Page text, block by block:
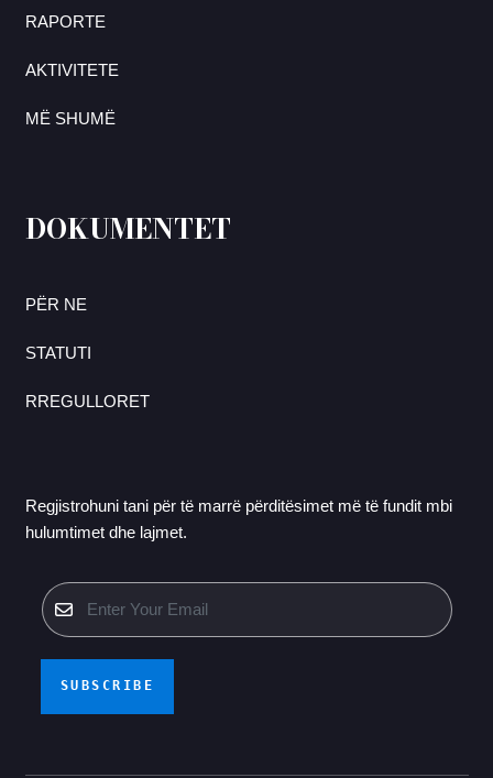
RAPORTE
AKTIVITETE
MË SHUMË
DOKUMENTET
PËR NE
STATUTI
RREGULLORET
Regjistrohuni tani për të marrë përditësimet më të fundit mbi
hulumtimet dhe lajmet.
SUBSCRIBE